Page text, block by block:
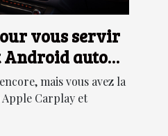
vous servir
Android auto
mais vous avez la
Apple Carplay et